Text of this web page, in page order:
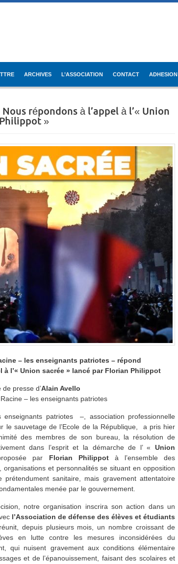
ARCHIVES L’ASSOCIATION CONTACT ADHESION
répondons à l’appel à l’« Union
»
– les enseignants patriotes – répond
à l’« Union sacrée » lancé par Florian Philippot
presse d’Alain Avello
– les enseignants patriotes
enseignants patriotes –, association professionnelle
le sauvetage de l’Ecole de la République, a pris hier
des membres de son bureau, la résolution de
dans l’esprit et la démarche de l’ « Union
par Florian Philippot à l’ensemble des
organisations et personnalités se situant en opposition
prétendument sanitaire, mais gravement attentatoire
menée par le gouvernement.
notre organisation inscrira son action dans un
l’Association de défense des élèves et étudiants
depuis plusieurs mois, un nombre croissant de
en lutte contre les mesures inconsidérées du
qui nuisent gravement aux conditions élémentaire
et de l’épanouissement, faisant des scolaires et